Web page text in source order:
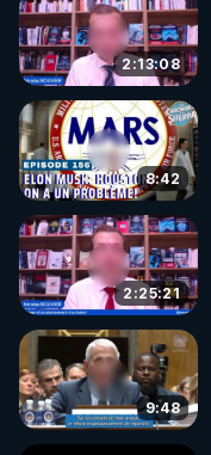
2:13:08
8:42
2:25:21
9:48